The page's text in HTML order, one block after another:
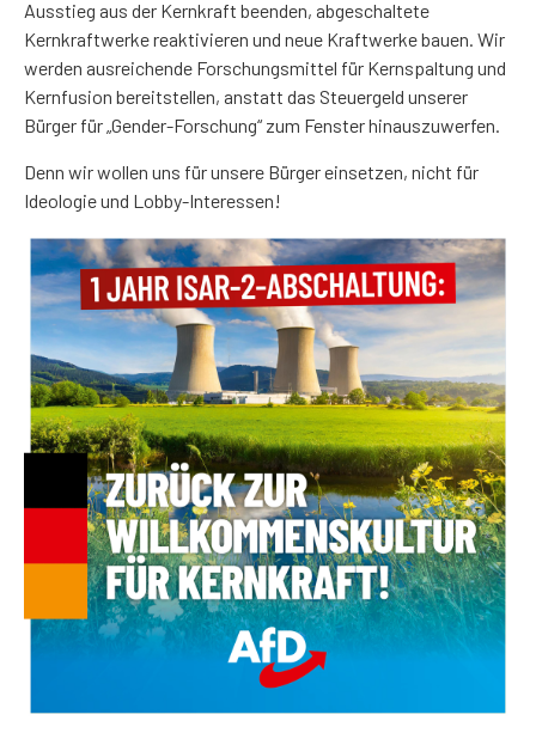
Ausstieg aus der Kernkraft beenden, abgeschaltete
Kernkraftwerke reaktivieren und neue Kraftwerke bauen. Wir
werden ausreichende Forschungsmittel für Kernspaltung und
Kernfusion bereitstellen, anstatt das Steuergeld unserer
Bürger für „Gender-Forschung“ zum Fenster hinauszuwerfen.
Denn wir wollen uns für unsere Bürger einsetzen, nicht für
Ideologie und Lobby-Interessen!